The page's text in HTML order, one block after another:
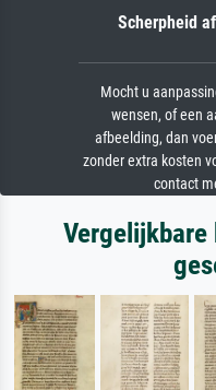
Scherpheid
Mocht u
wensen, of een
afbeelding, dan
zonder extra kosten
contact
Vergelijkbare